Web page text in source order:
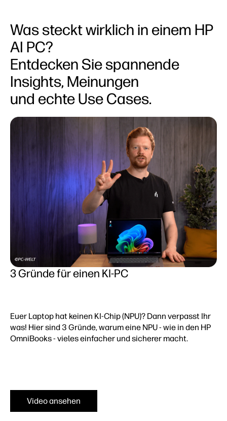
Was steckt wirklich in einem HP
AI PC?
Entdecken Sie spannende
Insights, Meinungen
und echte Use Cases.
3 Gründe für einen KI-PC
Euer Laptop hat keinen KI-Chip (NPU)? Dann verpasst Ihr
was! Hier sind 3 Gründe, warum eine NPU - wie in den HP
OmniBooks - vieles einfacher und sicherer macht.
Video ansehen